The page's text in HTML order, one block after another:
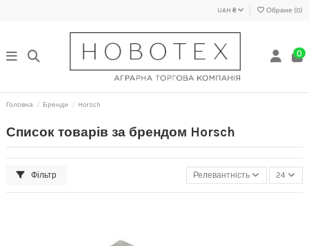
UAH ₴ Обране (0)
0
Головна Бренди Horsch
Список товарів за брендом Horsch
Фільтр Релевантність 24